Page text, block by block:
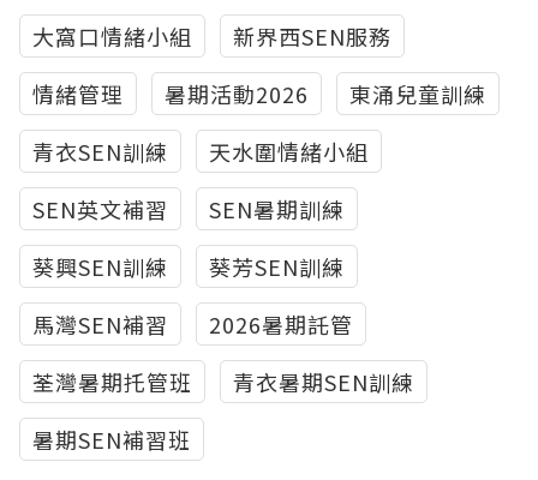
大窩口情緒小組
新界西SEN服務
情緒管理
暑期活動2026
東涌兒童訓練
青衣SEN訓練
天水圍情緒小組
SEN英文補習
SEN暑期訓練
葵興SEN訓練
葵芳SEN訓練
馬灣SEN補習
2026暑期託管
荃灣暑期托管班
青衣暑期SEN訓練
暑期SEN補習班